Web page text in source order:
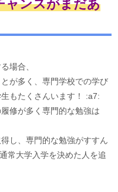
ャンスがまだあ
場合、
が多く、専門学校での学び
もたくさんいます！ :a7:
修が多く専門的な勉強は
し、専門的な勉強がすすん
常大学入学を決めた人を追